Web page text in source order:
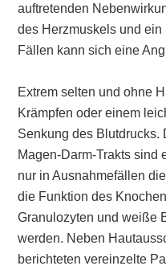
auftretenden
des Herzmuskels und
Fällen kann sich eine
Extrem selten und ohne
Krämpfen oder einem
Senkung des Blutdrucks.
Magen-Darm-Trakts sind
nur in Ausnahmefällen
die Funktion des
Granulozyten und weiße
werden. Neben
berichteten vereinzelte